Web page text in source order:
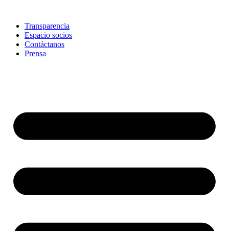
contentTransparencia
Espacio socios
Contáctanos
Prensa